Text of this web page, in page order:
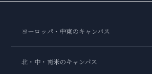
ヨーロッパ・中東のキャンパス
北・中・南米のキャンパス